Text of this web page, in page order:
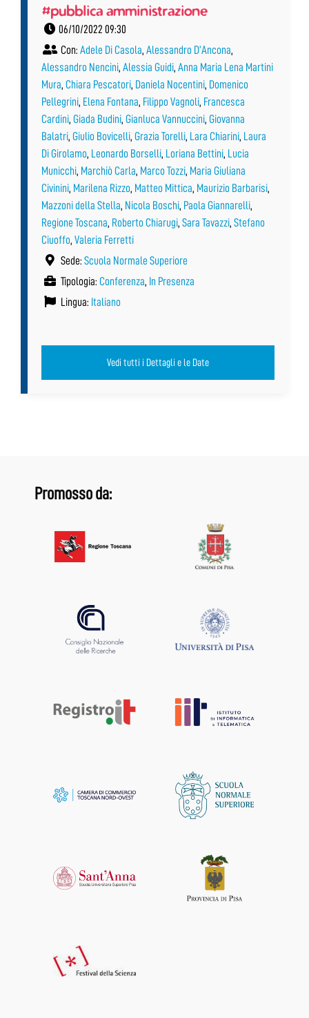
#pubblica amministrazione
06/10/2022 09:30
Con: Adele Di Casola, Alessandro D’Ancona,
Alessandro Nencini, Alessia Guidi, Anna Maria Lena Martini
Mura, Chiara Pescatori, Daniela Nocentini, Domenico
Pellegrini, Elena Fontana, Filippo Vagnoli, Francesca
Cardini, Giada Budini, Gianluca Vannuccini, Giovanna
Balatri, Giulio Bovicelli, Grazia Torelli, Lara Chiarini, Laura
Di Girolamo, Leonardo Borselli, Loriana Bettini, Lucia
Municchi, Marchiò Carla, Marco Tozzi, Maria Giuliana
Civinini, Marilena Rizzo, Matteo Mittica, Maurizio Barbarisi,
Mazzoni della Stella, Nicola Boschi, Paola Giannarelli,
Regione Toscana, Roberto Chiarugi, Sara Tavazzi, Stefano
Ciuoffo, Valeria Ferretti
Sede: Scuola Normale Superiore
Tipologia: Conferenza, In Presenza
Lingua: Italiano
Vedi tutti i Dettagli e le Date
Promosso da: